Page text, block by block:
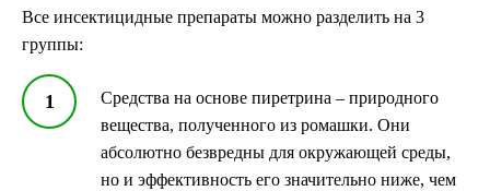
Все инсектицидные препараты можно разделить на 3
группы:
Средства на основе пиретрина – природного
вещества, полученного из ромашки. Они
абсолютно безвредны для окружающей среды,
но и эффективность его значительно ниже, чем